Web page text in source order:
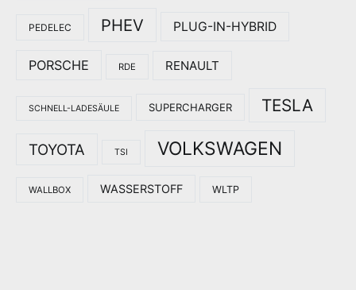
PEDELEC PHEV PLUG-IN-HYBRID
PORSCHE RDE RENAULT
SCHNELL-LADESÄULE SUPERCHARGER TESLA
TOYOTA TSI VOLKSWAGEN
WALLBOX WASSERSTOFF WLTP